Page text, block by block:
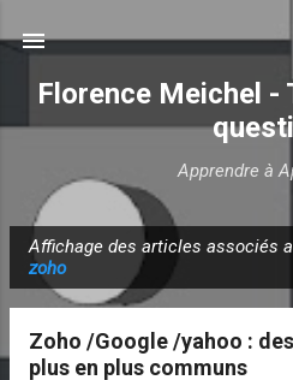
Florence Meichel -
Apprendre à
r
Affichage des articles associés
zoho
Zoho /Google /yahoo :
plus en plus communs